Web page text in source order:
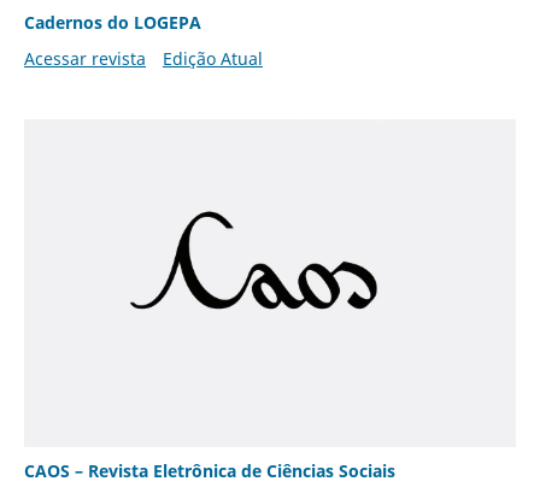
Cadernos do LOGEPA
Acessar revista
Edição Atual
CAOS – Revista Eletrônica de Ciências Sociais